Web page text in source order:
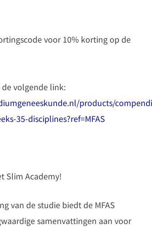
voor 10% korting op de
volgende link:
products/
35-disciplines?ref=MFAS
Slim Academy!
van de studie biedt de MFAS
samenvattingen aan voor